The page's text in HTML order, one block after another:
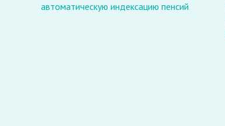
автоматическую индексацию пенсий